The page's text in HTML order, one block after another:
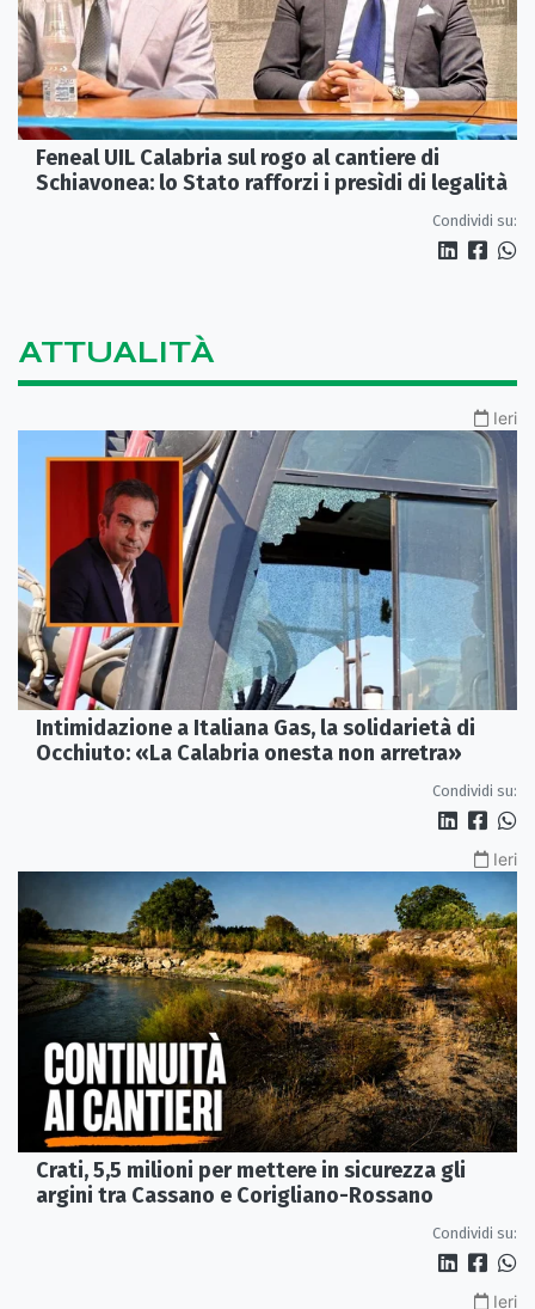
Feneal UIL Calabria sul rogo al cantiere di
Schiavonea: lo Stato rafforzi i presìdi di legalità
Condividi su:
ATTUALITÀ
Ieri
Intimidazione a Italiana Gas, la solidarietà di
Occhiuto: «La Calabria onesta non arretra»
Condividi su:
Ieri
Crati, 5,5 milioni per mettere in sicurezza gli
argini tra Cassano e Corigliano-Rossano
Condividi su:
Ieri